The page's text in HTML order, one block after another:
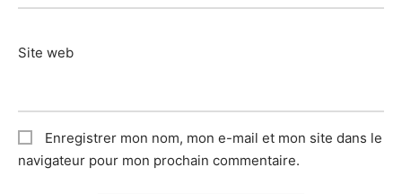
Site web
Enregistrer mon nom, mon e-mail et mon site dans le
navigateur pour mon prochain commentaire.